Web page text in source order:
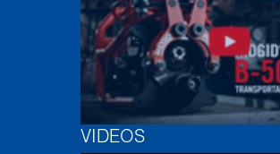
VIDEOS